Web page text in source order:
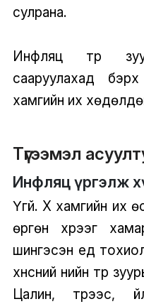
сулрана.
Инфляц түр
сааруулахад
хамгийн их
Түгээмэл
Инфляц үргэлж
Үгүй. Хүү хамгийн
өргөн хүрээг
шингэсэн үед
хүнсний үнийн түр
Цалин, түрээс,